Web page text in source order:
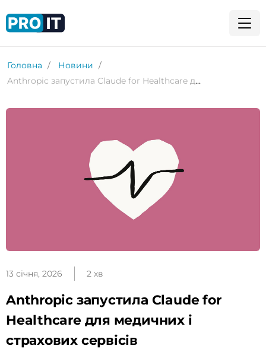
Головна
Новини
Anthropic запустила Claude for Healthcare для медичних і страхових сервісів
13 січня, 2026 2 хв
Anthropic запустила Claude for
Healthcare для медичних і
страхових сервісів